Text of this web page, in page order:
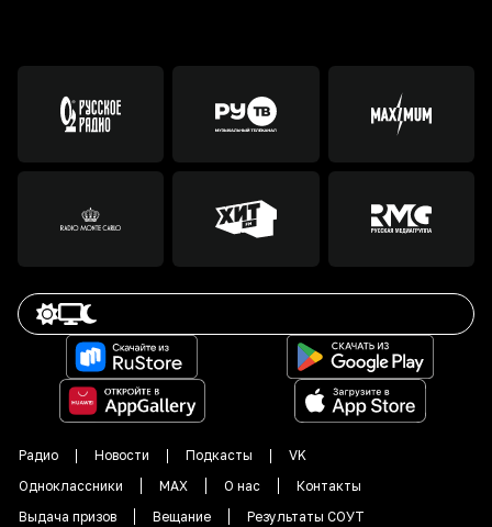
Радио Новости Подкасты
VK
Одноклассники
MAX О нас
Контакты
Выдача призов
Вещание Результаты СОУТ